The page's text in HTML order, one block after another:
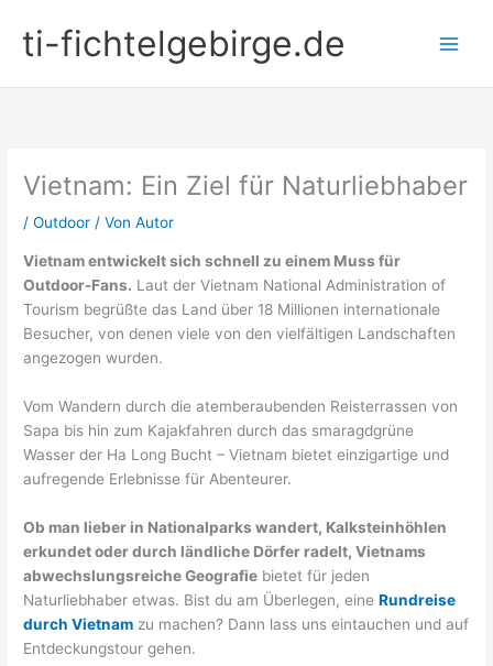
Inhalt
springenti-fichtelgebirge.de
Vietnam: Ein Ziel für Naturliebhaber
/Outdoor / VonAutor
Vietnam entwickelt sich schnell zu einem Muss für
Outdoor-Fans. Laut der Vietnam National Administration of
Tourism begrüßte das Land über 18 Millionen internationale
Besucher, von denen viele von den vielfältigen Landschaften
angezogen wurden.
Vom Wandern durch die atemberaubenden Reisterrassen von
Sapa bis hin zum Kajakfahren durch das smaragdgrüne
Wasser der Ha Long Bucht – Vietnam bietet einzigartige und
aufregende Erlebnisse für Abenteurer.
Ob man lieber in Nationalparks wandert, Kalksteinhöhlen
erkundet oder durch ländliche Dörfer radelt, Vietnams
abwechslungsreiche Geografie bietet für jeden
Naturliebhaber etwas. Bist du am Überlegen, eineRundreise
durch Vietnam zu machen? Dann lass uns eintauchen und auf
Entdeckungstour gehen.